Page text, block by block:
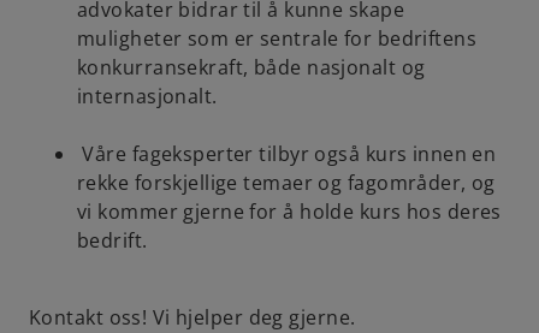
advokater bidrar til å kunne skape
muligheter som er sentrale for bedriftens
konkurransekraft, både nasjonalt og
internasjonalt.
Våre fageksperter tilbyr også kurs innen en
rekke forskjellige temaer og fagområder, og
vi kommer gjerne for å holde kurs hos deres
bedrift.
Kontakt oss! Vi hjelper deg gjerne.